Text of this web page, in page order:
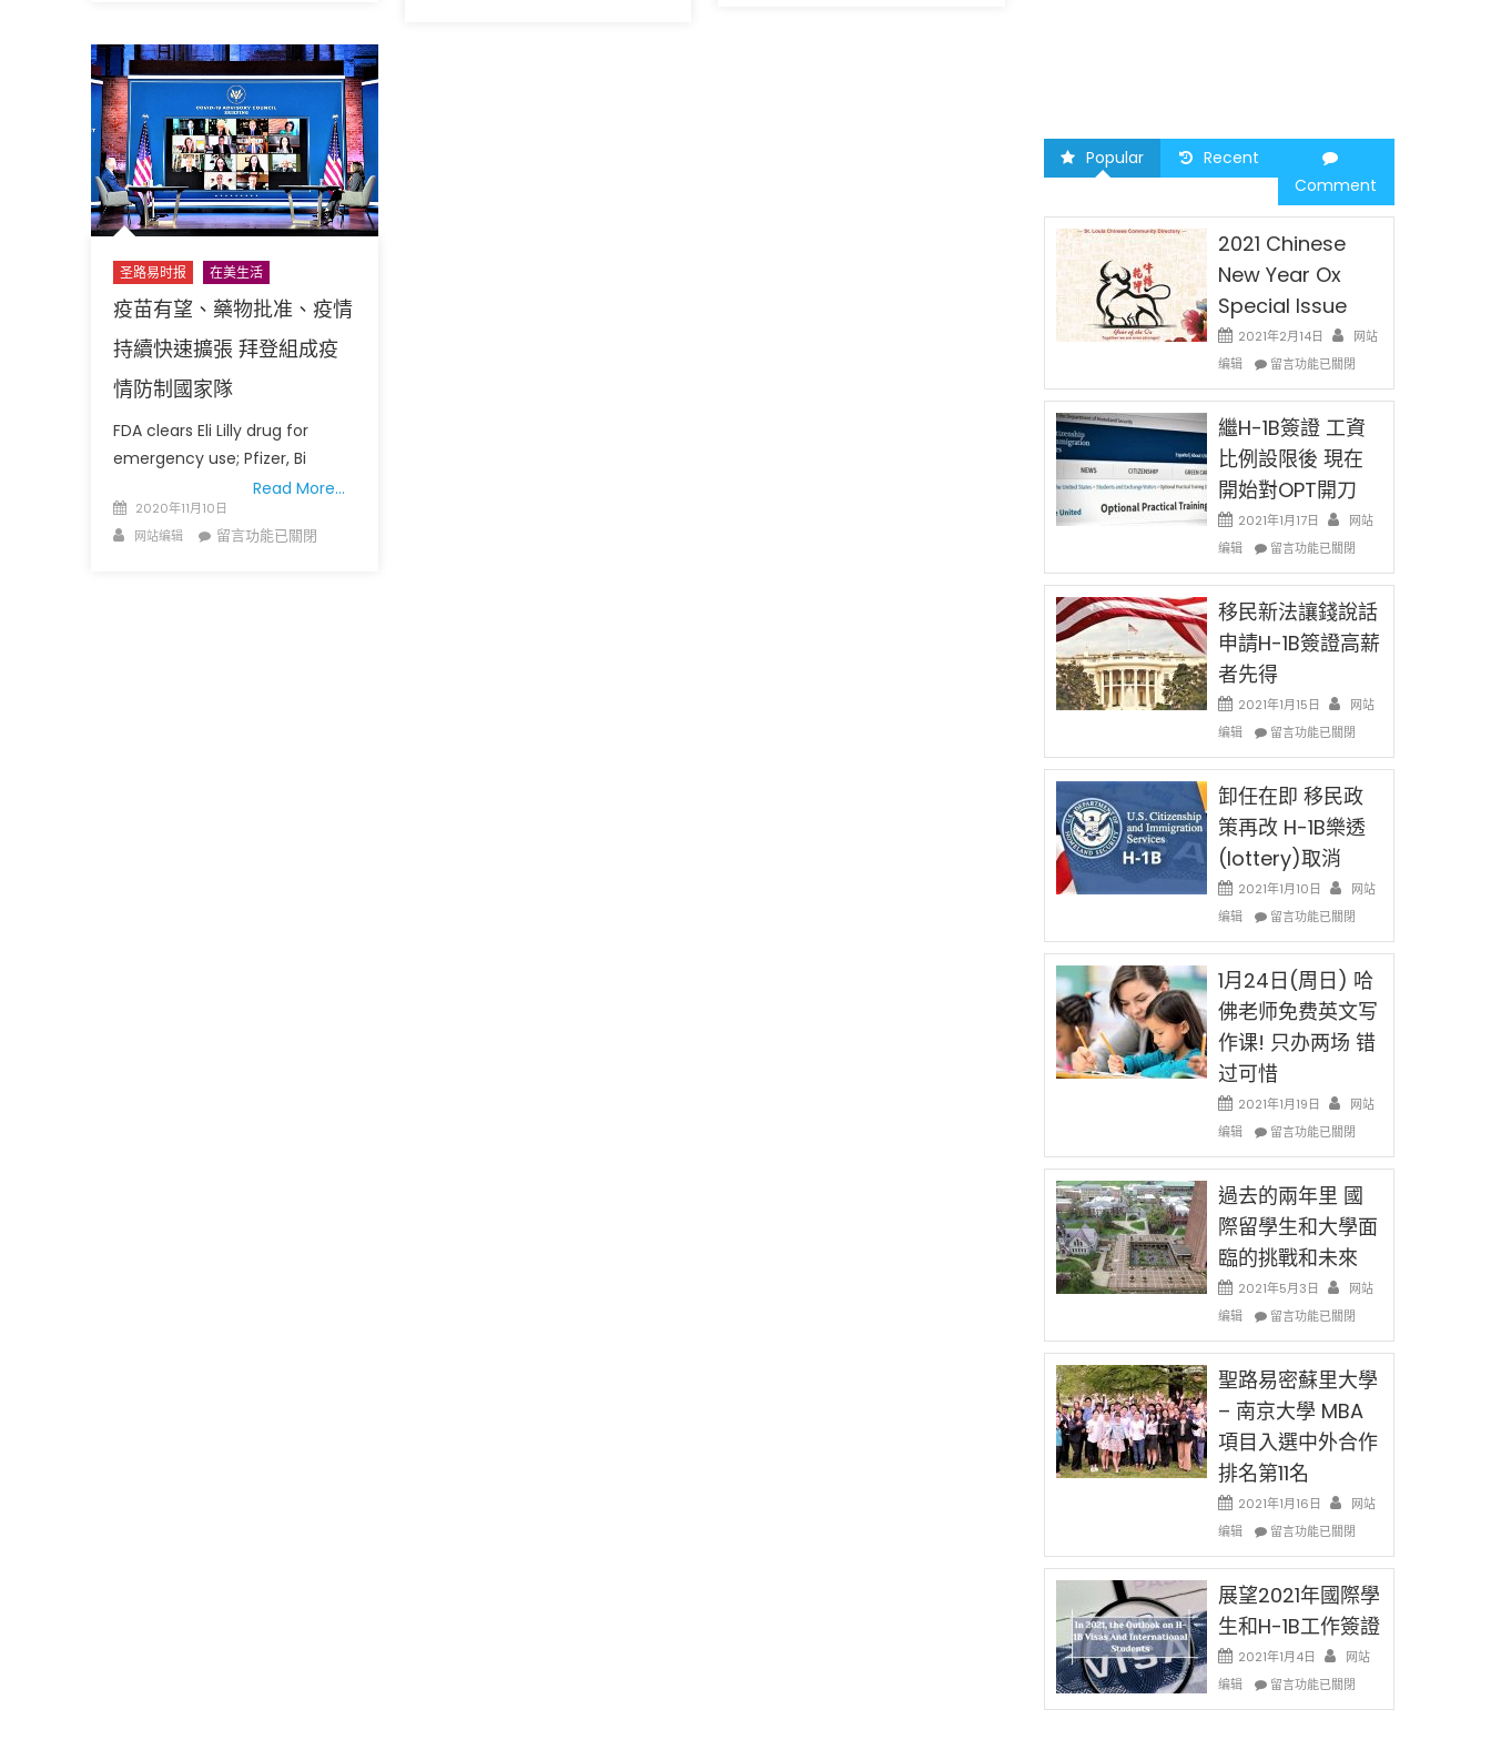
易
地
區
新
冠
病
毒
確
案
例
超
過
萬
住
創
新
圣路易时报 在美生活
疫苗有望、藥物批准、疫情
持續快速擴張 拜登組成疫
情防制國家隊
FDA clears Eli Lilly drug for
emergency use; Pfizer, Bi
Read More…
Posted
on
2020年11月10日
Author
网站编辑
在
留言功能已關閉
Lu Team 卢长志
Popular
Recent
Comment
2021 Chinese
New Year Ox
Special Issue
2021年2月14日
网站
编辑
在
Chinese
New
Year
Ox
Special
中
留言功能已關閉
繼H-1B簽證 工資
比例設限後 現在
開始對OPT開刀
2021年1月17日
网站
编辑
在
H-
1B
簽
證
工
比
例
設
限
後
現
在
開
始
OPT
開
中
留言功能已關閉
移民新法讓錢說話
申請H-1B簽證高薪
者先得
2021年1月15日
网站
编辑
在
民
新
法
讓
錢
話
申
請
H-
1B
簽
證
高
薪
者
先
得〉
留言功能已關閉
卸任在即 移民政
策再改 H-1B樂透
(lottery)取消
2021年1月10日
网站
编辑
在
任
在
即
移
民
政
策
再
改
H-
1B
樂
透
(lottery)
取
消〉
中
留言功能已關閉
1月24日(周日) 哈
佛老师免费英文写
作课! 只办两场 错
过可惜
2021年1月19日
网站
编辑
在
月
24
日
(周
日)
佛
老
师
免
费
英
文
写
作
课!
只
办
场
错
可
惜〉
中
留言功能已關閉
過去的兩年里 國
際留學生和大學面
臨的挑戰和未來
2021年5月3日
网站
编辑
在
去
的
兩
年
里
國
際
留
學
生
和
大
學
面
臨
挑
戰
留言功能已關閉
聖路易密蘇里大學
– 南京大學 MBA
項目入選中外合作
排名第11名
2021年1月16日
网站
编辑
在
路
易
蘇
里
大
學
–
留言功能已關閉
展望2021年國際學
生和H-1B工作簽證
2021年1月4日
网站
编辑
在
留言功能已關閉